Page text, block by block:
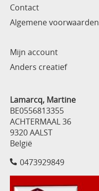
Contact
Algemene voorwaarden
Mijn account
Anders creatief
Lamarcq, Martine
BE0556813355
ACHTERMAAL 36
9320 AALST
België
0473929849